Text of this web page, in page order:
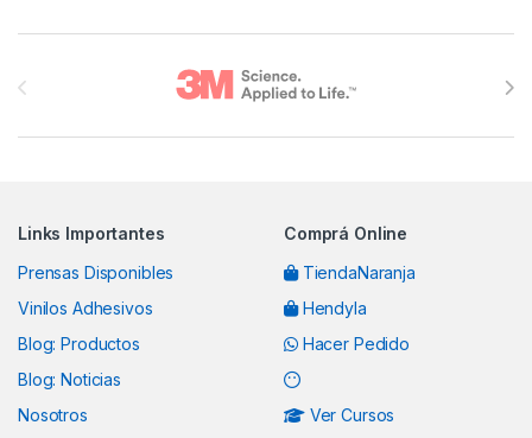
Links Importantes
Prensas Disponibles
Vinilos Adhesivos
Blog: Productos
Blog: Noticias
Nosotros
Comprá Online
TiendaNaranja
Hendyla
Hacer Pedido
Ver Cursos